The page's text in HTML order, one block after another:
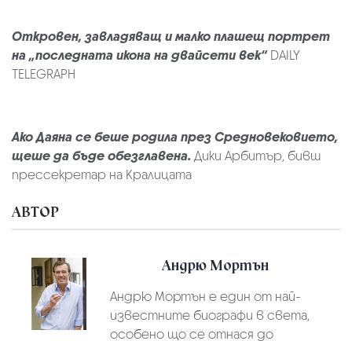
Откровен, завладяващ и малко плашещ портрет
на „последната икона на двайсети век“DAILY
TELEGRAPH
Ако Даяна се беше родила през Средновековието,
щеше да бъде обезглавена. Дики Арбитър, бивш
прессекретар на Кралицата
АВТОР
Андрю Мортън
Андрю Мортън е един от най-
известните биографи в света,
особено що се отнася до